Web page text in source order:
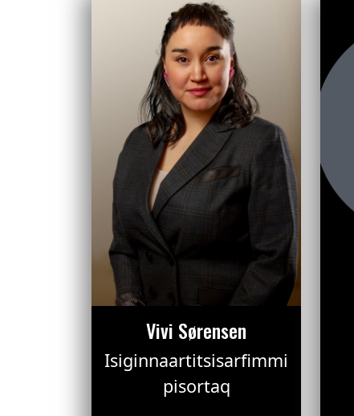
Vivi Sørensen
Isiginnaartitsisarfimmi
pisortaq